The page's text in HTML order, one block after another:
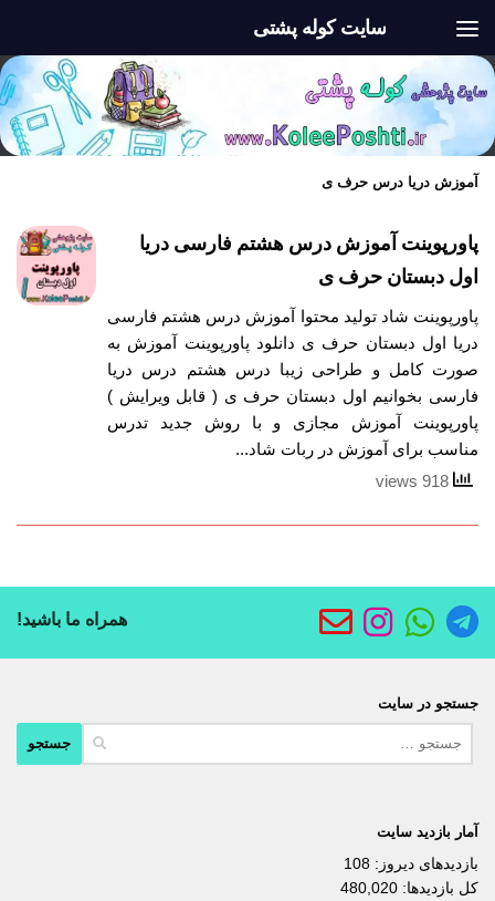
سایت کوله پشتی
آموزش دریا درس حرف ی
پاورپوینت آموزش درس هشتم فارسی دریا
اول دبستان حرف ی
پاورپوینت شاد تولید محتوا آموزش درس هشتم فارسی
دریا اول دبستان حرف ی دانلود پاورپوینت آموزش به
صورت کامل و طراحی زیبا درس هشتم درس دریا
فارسی بخوانیم اول دبستان حرف ی ( قابل ویرایش )
پاورپوینت آموزش مجازی و با روش جدید تدرس
مناسب برای آموزش در ربات شاد...
همراه ما باشید!
جستجو در سایت
آمار بازدید سایت
بازدیدهای دیروز: 108
کل بازدیدها: 480,020